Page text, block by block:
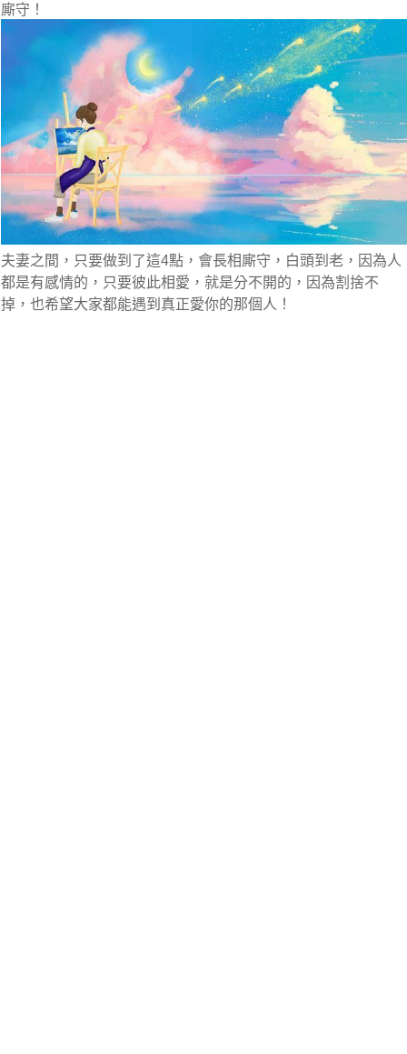
廝守！
夫妻之間，只要做到了這4點，會長相廝守，白頭到老，因為人
都是有感情的，只要彼此相愛，就是分不開的，因為割捨不
掉，也希望大家都能遇到真正愛你的那個人！